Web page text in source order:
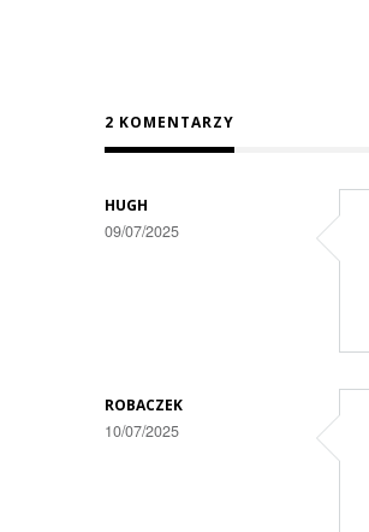
2 KOMENTARZY
HUGH
09/07/2025
ROBACZEK
10/07/2025